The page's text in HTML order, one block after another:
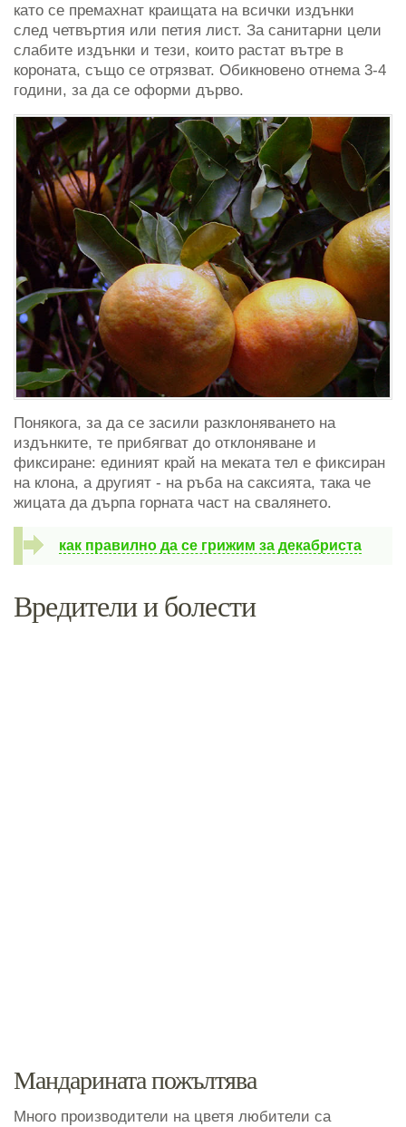
като се премахнат краищата на всички издънки
след четвъртия или петия лист. За санитарни цели
слабите издънки и тези, които растат вътре в
короната, също се отрязват. Обикновено отнема 3-4
години, за да се оформи дърво.
Понякога, за да се засили разклоняването на
издънките, те прибягват до отклоняване и
фиксиране: единият край на меката тел е фиксиран
на клона, а другият - на ръба на саксията, така че
жицата да дърпа горната част на свалянето.
как правилно да се грижим за декабриста
Вредители и болести
Мандарината пожълтява
Много производители на цветя любители са